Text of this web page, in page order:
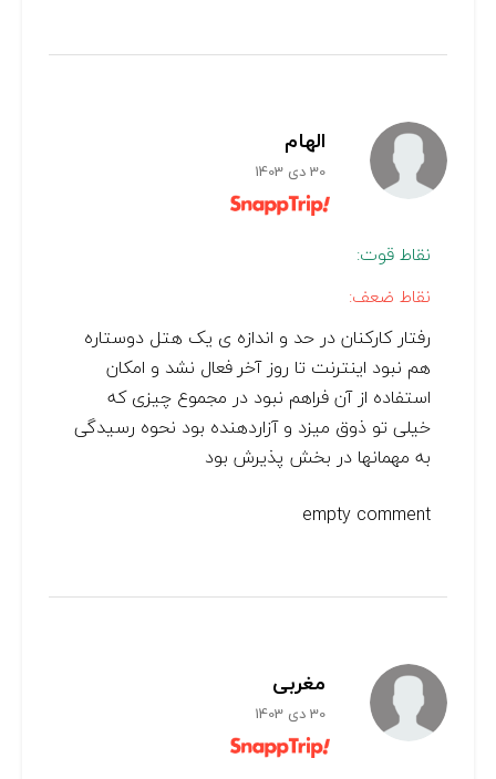
الهام
30 دی 1403
نقاط قوت:
نقاط ضعف:
رفتار کارکنان در حد و اندازه ی یک هتل دوستاره
هم نبود اینترنت تا روز آخر فعال نشد و امکان
استفاده از آن فراهم نبود در مجموع چیزی که
خیلی تو ذوق میزد و آزاردهنده بود نحوه رسیدگی
به مهمانها در بخش پذیرش بود
empty comment
مغربی
30 دی 1403